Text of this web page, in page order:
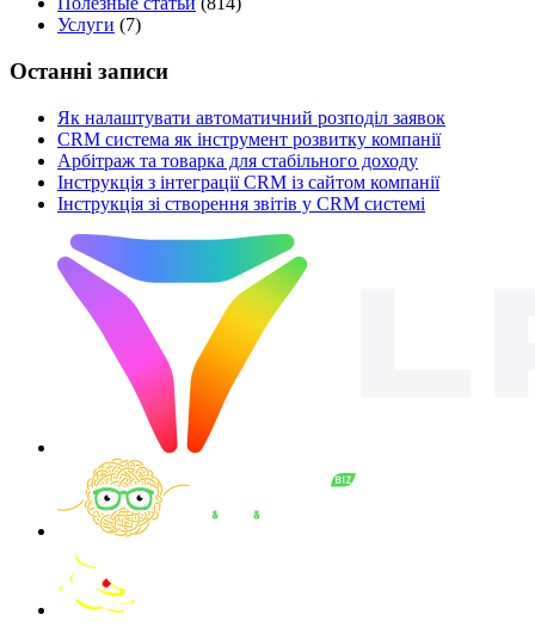
Услуги (7)
Останні записи
Як налаштувати автоматичний розподіл заявок
CRM система як інструмент розвитку компанії
Арбітраж та товарка для стабільного доходу
Інструкція з інтеграції CRM із сайтом компанії
Інструкція зі створення звітів у CRM системі